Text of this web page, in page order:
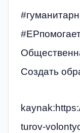
Создать
turov-